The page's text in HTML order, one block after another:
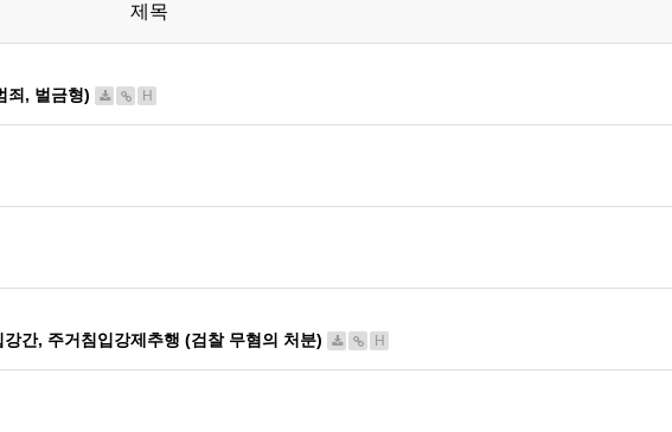
제목
죄, 벌금형)
H
간, 주거침입강제추행 (검찰 무혐의 처분)
H